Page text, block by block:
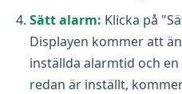
Sätt alarm: Klicka på
Displayen kommer att
inställda alarmtid och
redan är inställt,